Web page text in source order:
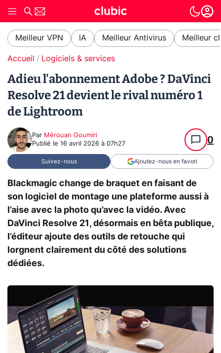
Meilleur VPN IA Meilleur Antivirus Meilleur
Accueil Logiciels & services
Adieu l'abonnement Adobe ? DaVinci
Resolve 21 devient le rival numéro 1
de Lightroom
Par Mérouan Goumiri
Publié le 16 avril 2026 à 07h27 0
Suivez-nous Ajoutez-nous en favori
Blackmagic change de braquet en faisant de
son logiciel de montage une plateforme aussi à
l’aise avec la photo qu’avec la vidéo. Avec
DaVinci Resolve 21, désormais en bêta publique,
l’éditeur ajoute des outils de retouche qui
lorgnent clairement du côté des solutions
dédiées.